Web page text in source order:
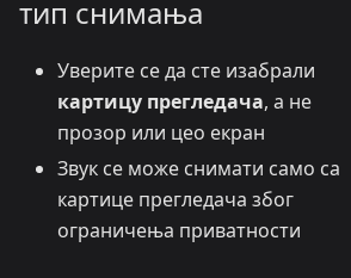
тип снимања
Уверите се да сте изабрали
картицу прегледача, а не
прозор или цео екран
Звук се може снимати само са
картице прегледача због
ограничења приватности